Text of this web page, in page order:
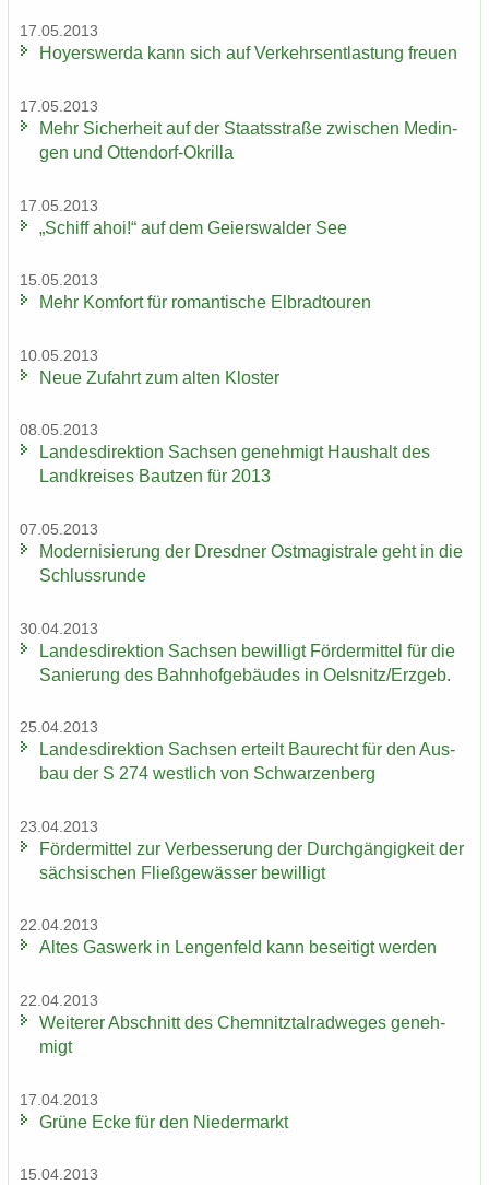
17.05.2013
Ho­yers­wer­da kann sich auf Ver­kehrs­ent­las­tung freu­en
17.05.2013
Mehr Si­cher­heit auf der Staats­stra­ße zwi­schen Me­din­
gen und Ottendorf-​Okrilla
17.05.2013
„Schiff ahoi!“ auf dem Gei­ers­wal­der See
15.05.2013
Mehr Kom­fort für ro­man­ti­sche El­brad­tou­ren
10.05.2013
Neue Zu­fahrt zum alten Klos­ter
08.05.2013
Lan­des­di­rek­ti­on Sach­sen ge­neh­migt Haus­halt des
Land­krei­ses Baut­zen für 2013
07.05.2013
Mo­der­ni­sie­rung der Dresd­ner Ost­ma­gis­tra­le geht in die
Schluss­run­de
30.04.2013
Lan­des­di­rek­ti­on Sach­sen be­wil­ligt För­der­mit­tel für die
Sa­nie­rung des Bahn­hof­ge­bäu­des in Oels­nitz/Erz­geb.
25.04.2013
Lan­des­di­rek­ti­on Sach­sen er­teilt Bau­recht für den Aus­
bau der S 274 west­lich von Schwar­zen­berg
23.04.2013
För­der­mit­tel zur Ver­bes­se­rung der Durch­gän­gig­keit der
säch­si­schen Fließ­ge­wäs­ser be­wil­ligt
22.04.2013
Altes Gas­werk in Len­gen­feld kann be­sei­tigt wer­den
22.04.2013
Wei­te­rer Ab­schnitt des Chem­nitz­tal­rad­we­ges ge­neh­
migt
17.04.2013
Grüne Ecke für den Nie­der­markt
15.04.2013